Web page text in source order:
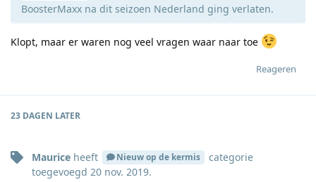
BoosterMaxx na dit seizoen Nederland ging verlaten.
Klopt, maar er waren nog veel vragen waar naar toe
Reageren
23 DAGEN LATER
Maurice heeft Nieuw op de kermis
categorie
toegevoegd 20 nov. 2019.